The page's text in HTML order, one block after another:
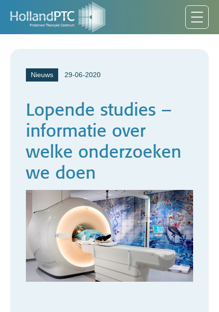
Nieuws 29-06-2020
Lopende studies –
informatie over
welke onderzoeken
we doen